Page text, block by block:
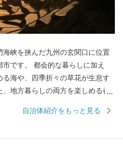
峡を挟んだ九州の玄関口に位置
です。 都会的な暮らしに加え
海や、四季折々の草花が生息す
地方暮らしの両方を楽しめる都
に加え、黒毛和牛・ウナギ・カ
自治体紹介をもっと見る